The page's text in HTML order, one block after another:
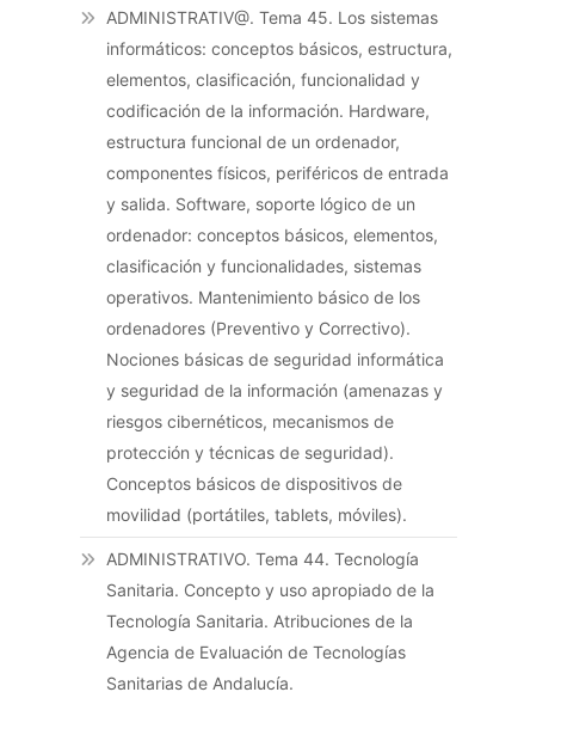
ADMINISTRATIV@. Tema 45. Los sistemas
informáticos: conceptos básicos, estructura,
elementos, clasificación, funcionalidad y
codificación de la información. Hardware,
estructura funcional de un ordenador,
componentes físicos, periféricos de entrada
y salida. Software, soporte lógico de un
ordenador: conceptos básicos, elementos,
clasificación y funcionalidades, sistemas
operativos. Mantenimiento básico de los
ordenadores (Preventivo y Correctivo).
Nociones básicas de seguridad informática
y seguridad de la información (amenazas y
riesgos cibernéticos, mecanismos de
protección y técnicas de seguridad).
Conceptos básicos de dispositivos de
movilidad (portátiles, tablets, móviles).
ADMINISTRATIVO. Tema 44. Tecnología
Sanitaria. Concepto y uso apropiado de la
Tecnología Sanitaria. Atribuciones de la
Agencia de Evaluación de Tecnologías
Sanitarias de Andalucía.